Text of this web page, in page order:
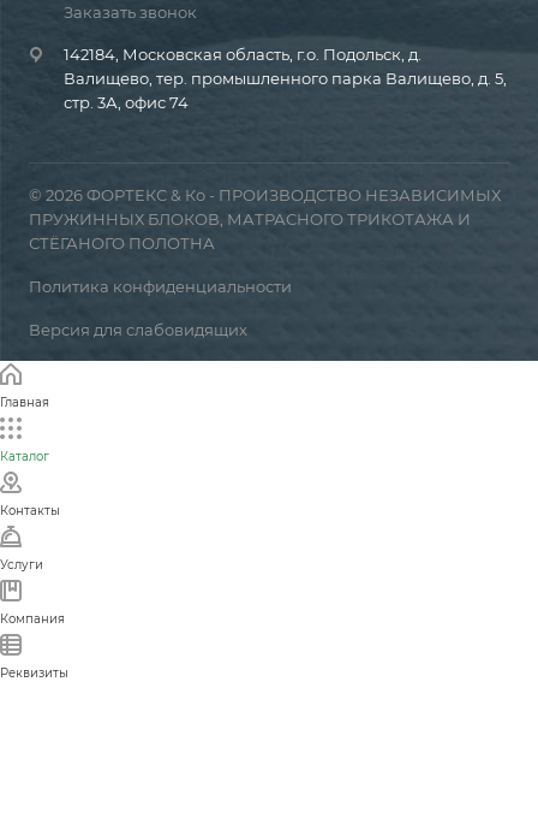
Заказать звонок
142184, Московская область, г.о. Подольск, д.
Валищево, тер. промышленного парка Валищево, д. 5,
стр. 3А, офис 74
© 2026 ФОРТЕКС & Ко - ПРОИЗВОДСТВО НЕЗАВИСИМЫХ
ПРУЖИННЫХ БЛОКОВ, МАТРАСНОГО ТРИКОТАЖА И
СТЁГАНОГО ПОЛОТНА
Политика конфиденциальности
Версия для слабовидящих
Главная
Каталог
Контакты
Услуги
Компания
Реквизиты